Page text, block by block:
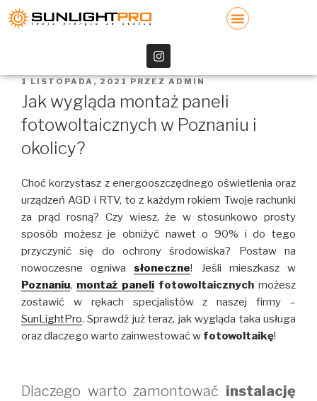
1 LISTOPADA, 2021PRZEZADMIN
Jak wygląda montaż paneli
fotowoltaicznych w Poznaniu i
okolicy?
Choć korzystasz z energooszczędnego oświetlenia oraz
urządzeń AGD i RTV, to z każdym rokiem Twoje rachunki
za prąd rosną? Czy wiesz, że w stosunkowo prosty
sposób możesz je obniżyć nawet o 90% i do tego
przyczynić się do ochrony środowiska? Postaw na
nowoczesne ogniwasłoneczne! Jeśli mieszkasz w
Poznaniu, montaż paneli fotowoltaicznych możesz
zostawić w rękach specjalistów z naszej firmy –
SunLightPro. Sprawdź już teraz, jak wygląda taka usługa
oraz dlaczego warto zainwestować w fotowoltaikę!
Dlaczego warto zamontować instalację